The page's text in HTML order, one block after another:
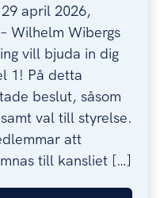
april 2026,
Wilhelm Wibergs
vill bjuda in dig
1! På detta
beslut, såsom
val till styrelse.
att
till kansliet […]